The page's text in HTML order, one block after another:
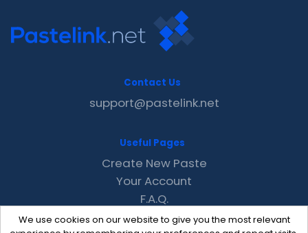
We use cookies on our website to give you the most relevant
Contact Us
support@pastelink.net
Useful Pages
Create New Paste
Your Account
F.A.Q.
Recent